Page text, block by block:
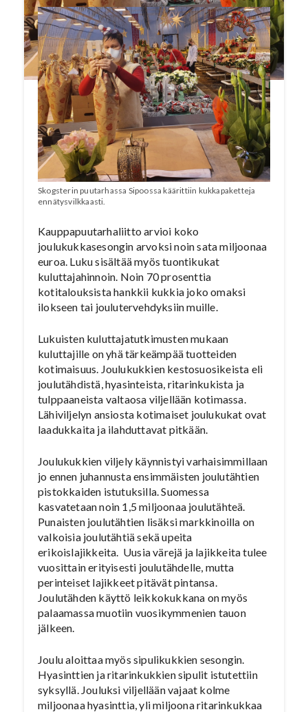
Skogsterin puutarhassa Sipoossa käärittiin kukkapaketteja
ennätysvilkkaasti.
Kauppapuutarhaliitto arvioi koko
joulukukkasesongin arvoksi noin sata miljoonaa
euroa. Luku sisältää myös tuontikukat
kuluttajahinnoin. Noin 70 prosenttia
kotitalouksista hankkii kukkia joko omaksi
ilokseen tai joulutervehdyksiin muille.
Lukuisten kuluttajatutkimusten mukaan
kuluttajille on yhä tärkeämpää tuotteiden
kotimaisuus. Joulukukkien kestosuosikeista eli
joulutähdistä, hyasinteista, ritarinkukista ja
tulppaaneista valtaosa viljellään kotimassa.
Lähiviljelyn ansiosta kotimaiset joulukukat ovat
laadukkaita ja ilahduttavat pitkään.
Joulukukkien viljely käynnistyi varhaisimmillaan
jo ennen juhannusta ensimmäisten joulutähtien
pistokkaiden istutuksilla. Suomessa
kasvatetaan noin 1,5 miljoonaa joulutähteä.
Punaisten joulutähtien lisäksi markkinoilla on
valkoisia joulutähtiä sekä upeita
erikoislajikkeita. Uusia värejä ja lajikkeita tulee
vuosittain erityisesti joulutähdelle, mutta
perinteiset lajikkeet pitävät pintansa.
Joulutähden käyttö leikkokukkana on myös
palaamassa muotiin vuosikymmenien tauon
jälkeen.
Joulu aloittaa myös sipulikukkien sesongin.
Hyasinttien ja ritarinkukkien sipulit istutettiin
syksyllä. Jouluksi viljellään vajaat kolme
miljoonaa hyasinttia, yli miljoona ritarinkukkaa